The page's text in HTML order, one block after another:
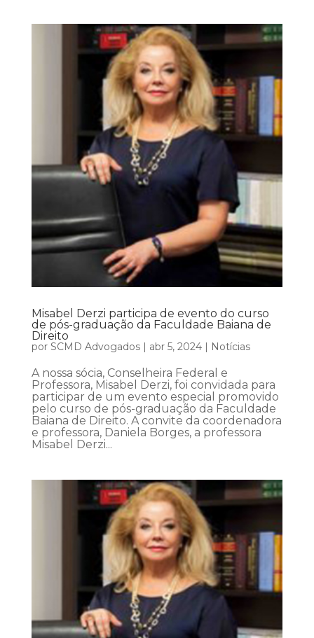
Misabel Derzi participa de evento do curso
de pós-graduação da Faculdade Baiana de
Direito
por SCMD Advogados| abr 5, 2024| Notícias
A nossa sócia, Conselheira Federal e
Professora, Misabel Derzi, foi convidada para
participar de um evento especial promovido
pelo curso de pós-graduação da Faculdade
Baiana de Direito. A convite da coordenadora
e professora, Daniela Borges, a professora
Misabel Derzi...